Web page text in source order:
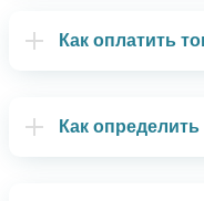
Как оплатить
Как